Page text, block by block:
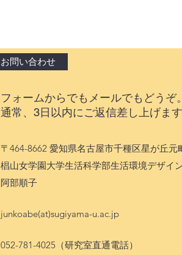
お問い合わせ
​フォームからでもメールでもどうぞ。
通常、3日以内にご返信差し上げます
〒464-8662 愛知県名古屋市千種区星が丘元
椙山女学園大学生活科学部生活環境デザイ
​阿部順子
junkoabe(at)sugiyama-u.ac.jp
052-781-4025（研究室直通電話）